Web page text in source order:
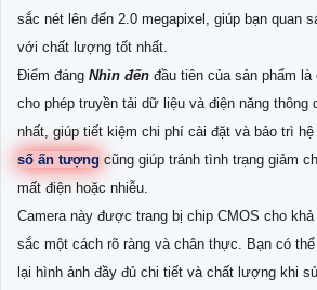
sắc nét lên đến 2.0 megapixel, giúp bạn quan
với chất lượng tốt nhất.
Điểm đáng Nhìn đến đầu tiên của sản phẩm là
cho phép truyền tải dữ liệu và điện năng thông
nhất, giúp tiết kiệm chi phí cài đặt và bảo trì hệ
số ấn tượng cũng giúp tránh tình trạng giảm
mất điện hoặc nhiễu.
Camera này được trang bị chip CMOS cho
sắc một cách rõ ràng và chân thực. Bạn có
lại hình ảnh đầy đủ chi tiết và chất lượng khi